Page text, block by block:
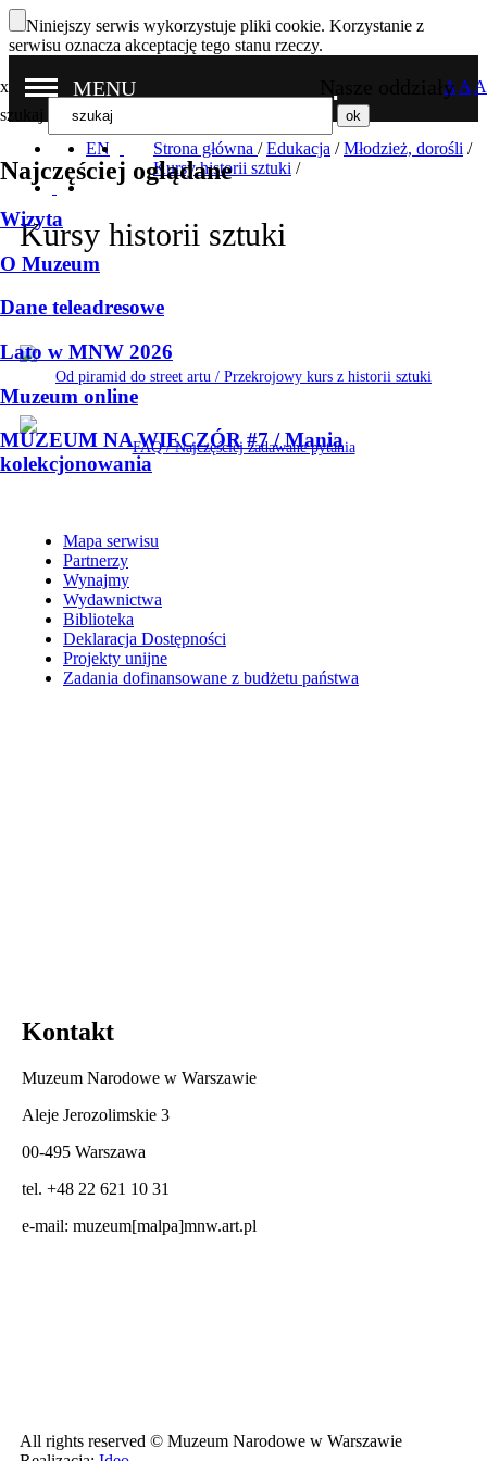
Niniejszy serwis wykorzystuje pliki cookie. Korzystanie z
serwisu oznacza akceptację tego stanu rzeczy.
Nasze oddziały
MENU
x
szukaj
Najczęściej oglądane
Wizyta
O Muzeum
Dane teleadresowe
Lato w MNW 2026
Muzeum online
MUZEUM NA WIECZÓR #7 / Mania
kolekcjonowania
A A A
EN Strona główna / Edukacja /Młodzież, dorośli /
Kursy historii sztuki /
Kursy historii sztuki
Od piramid do street artu / Przekrojowy kurs z historii sztuki
FAQ / Najczęściej zadawane pytania
Mapa serwisu
Partnerzy
Wynajmy
Wydawnictwa
Biblioteka
Deklaracja Dostępności
Projekty unijne
Zadania dofinansowane z budżetu państwa
Kontakt
Muzeum Narodowe w Warszawie
Aleje Jerozolimskie 3
00-495 Warszawa
tel. +48 22 621 10 31
e-mail: muzeum[malpa]mnw.art.pl
All rights reserved © Muzeum Narodowe w Warszawie